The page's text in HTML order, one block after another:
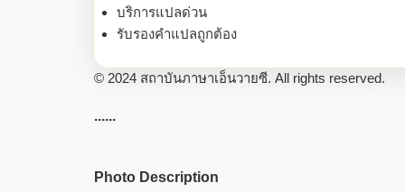
บริการแปลด่วน
รับรองคำแปลถูกต้อง
© 2024 สถาบันภาษาเอ็นวายซี. All rights reserved.
......
Photo Description